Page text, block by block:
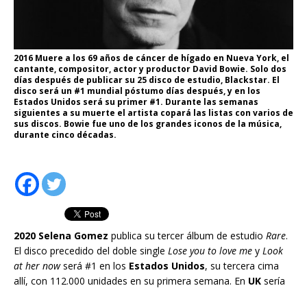
2016 Muere a los 69 años de cáncer de hígado en Nueva York, el
cantante, compositor, actor y productor David Bowie. Solo dos
días después de publicar su 25 disco de estudio, Blackstar. El
disco será un #1 mundial póstumo días después, y en los
Estados Unidos será su primer #1. Durante las semanas
siguientes a su muerte el artista copará las listas con varios de
sus discos. Bowie fue uno de los grandes iconos de la música,
durante cinco décadas.
2020 Selena Gomez publica su tercer álbum de estudio Rare.
El disco precedido del doble single Lose you to love me y Look
at her nowserá #1 en los Estados Unidos, su tercera cima
allí, con 112.000 unidades en su primera semana. En UK sería